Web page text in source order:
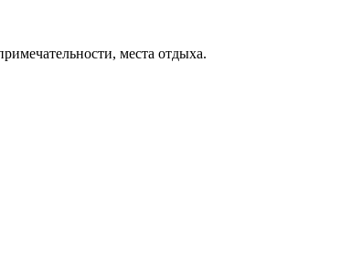
места отдыха.